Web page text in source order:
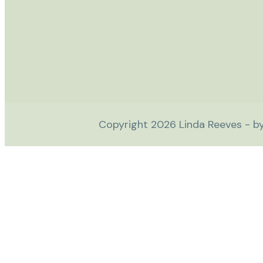
Copyright 2026 Linda Reeves -